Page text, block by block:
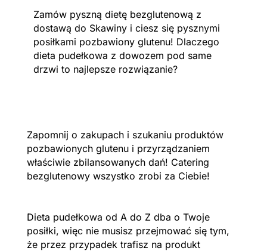
Zamów pyszną dietę bezglutenową z
dostawą do Skawiny i ciesz się pysznymi
posiłkami pozbawiony glutenu! Dlaczego
dieta pudełkowa z dowozem pod same
drzwi to najlepsze rozwiązanie?
Zapomnij o zakupach i szukaniu produktów
pozbawionych glutenu i przyrządzaniem
właściwie zbilansowanych dań! Catering
bezglutenowy wszystko zrobi za Ciebie!
Dieta pudełkowa od A do Z dba o Twoje
posiłki, więc nie musisz przejmować się tym,
że przez przypadek trafisz na produkt